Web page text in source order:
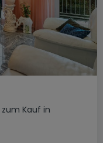
zum Kauf in